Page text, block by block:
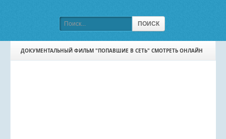
ПОИСК
ПОДБОРКИ ФИЛЬМОВ
ДОКУМЕНТАЛЬНЫЙ ФИЛЬМ "ПОПАВШИЕ В СЕТЬ" СМОТРЕТЬ ОНЛАЙН